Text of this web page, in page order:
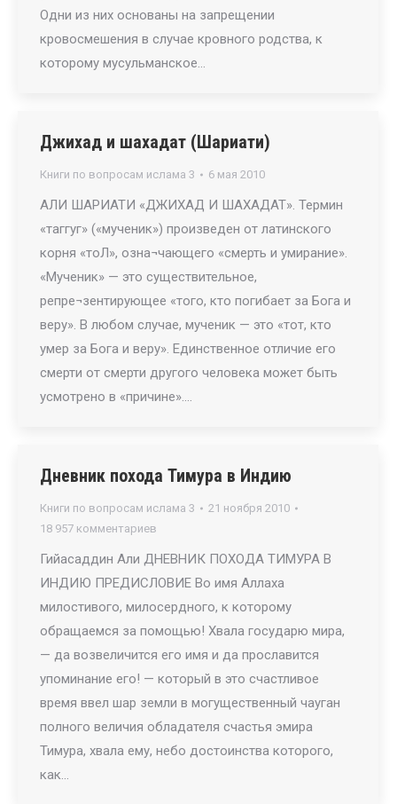
Одни из них основаны на запрещении
кровосмешения в случае кровного родства, к
которому мусульманское…
Джихад и шахадат (Шариати)
Книги по вопросам ислама 3 6 мая 2010
АЛИ ШАРИАТИ «ДЖИХАД И ШАХАДАТ». Термин
«таггуг» («мученик») произведен от латинского
корня «тоЛ», озна¬чающего «смерть и умирание».
«Мученик» — это существительное,
репре¬зентирующее «того, кто погибает за Бога и
веру». В любом случае, мученик — это «тот, кто
умер за Бога и веру». Единственное отличие его
смерти от смерти другого человека может быть
усмотрено в «причине».…
Дневник похода Тимура в Индию
Книги по вопросам ислама 3
21 ноября 2010
18 957 комментариев
Гийасаддин Али ДНЕВНИК ПОХОДА ТИМУРА В
ИНДИЮ ПРЕДИСЛОВИЕ Во имя Аллаха
милостивого, милосердного, к которому
обращаемся за помощью! Хвала государю мира,
— да возвеличится его имя и да прославится
упоминание его! — который в это счастливое
время ввел шар земли в могущественный чауган
полного величия обладателя счастья эмира
Тимура, хвала ему, небо достоинства которого,
как…